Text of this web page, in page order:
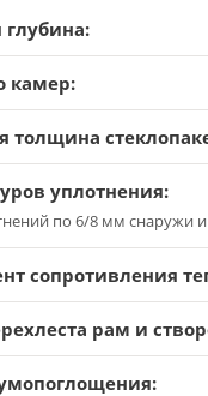
камер:
толщина
уплотнения:
по 6/8 мм снаружи
сопротивления
рам и